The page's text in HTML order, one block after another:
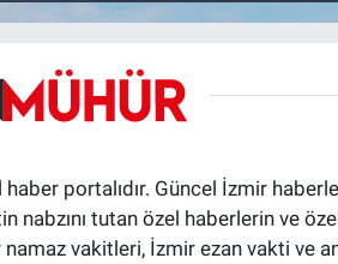
portalıdır. Güncel İzmir
nabzını tutan özel haberlerin ve
vakitleri, İzmir ezan vakti ve